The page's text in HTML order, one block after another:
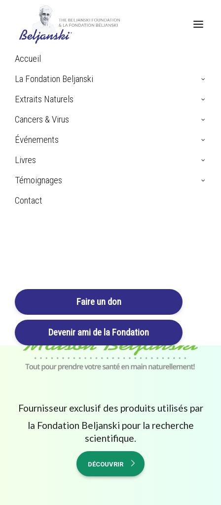
Accueil
La Fondation Beljanski
Extraits Naturels
Cancers & Virus
Événements
Livres
Témoignages
Contact
Faire un don
Devenir ami de la Fondation
Panier
Fournisseur exclusif des produits utilisés par
la Fondation Beljanski pour la recherche
scientifique.
DÉCOUVRIR